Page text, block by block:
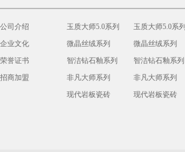
公司介绍
企业文化
荣誉证书
招商加盟
玉质大师5.0系列
微晶丝绒系列
智洁钻石釉系列
非凡大师系列
现代岩板瓷砖
玉质大师5.0系列
微晶丝绒系列
智洁钻石釉系列
非凡大师系列
现代岩板瓷砖